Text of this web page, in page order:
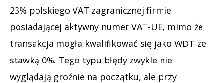
23% polskiego VAT zagranicznej firmie
posiadającej aktywny numer VAT-UE, mimo że
transakcja mogła kwalifikować się jako WDT ze
stawką 0%. Tego typu błędy zwykle nie
wyglądają groźnie na początku, ale przy